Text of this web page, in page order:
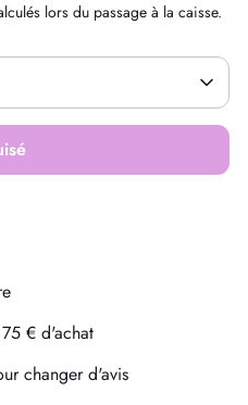
lors du passage à la caisse.
€ d'achat
changer d'avis